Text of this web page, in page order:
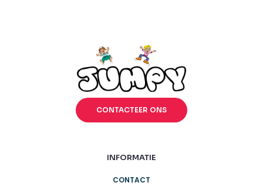
CONTACTEER ONS
INFORMATIE
CONTACT